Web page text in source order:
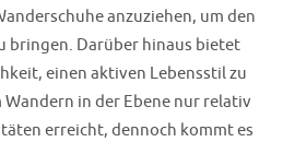
anzuziehen, um den
bringen. Darüber hinaus bietet
einen aktiven Lebensstil zu
in der Ebene nur relativ
erreicht, dennoch kommt es